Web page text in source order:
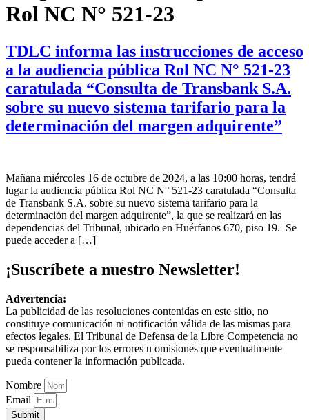
Rol NC N° 521-23
TDLC informa las instrucciones de acceso
a la audiencia pública Rol NC N° 521-23
caratulada “Consulta de Transbank S.A.
sobre su nuevo sistema tarifario para la
determinación del margen adquirente”
Mañana miércoles 16 de octubre de 2024, a las 10:00 horas, tendrá
lugar la audiencia pública Rol NC N° 521-23 caratulada “Consulta
de Transbank S.A. sobre su nuevo sistema tarifario para la
determinación del margen adquirente”, la que se realizará en las
dependencias del Tribunal, ubicado en Huérfanos 670, piso 19. Se
puede acceder a […]
¡Suscríbete a nuestro Newsletter!
Advertencia:
La publicidad de las resoluciones contenidas en este sitio, no
constituye comunicación ni notificación válida de las mismas para
efectos legales. El Tribunal de Defensa de la Libre Competencia no
se responsabiliza por los errores u omisiones que eventualmente
pueda contener la información publicada.
Nombre
Email
Submit